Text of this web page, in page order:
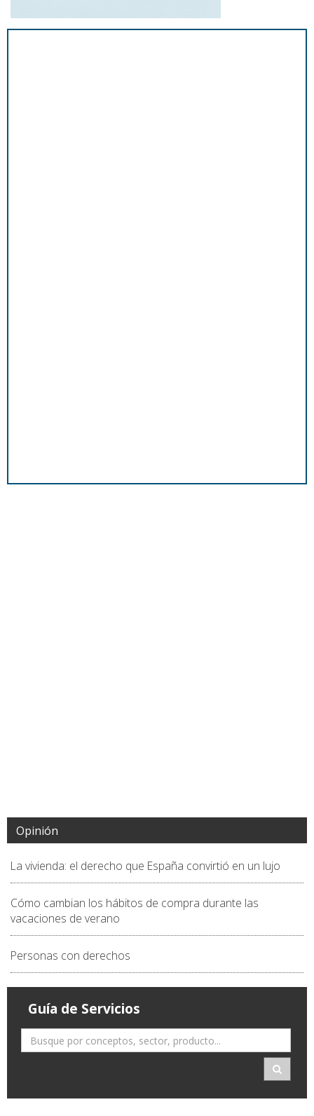
Opinión
La vivienda: el derecho que España convirtió en un lujo
Cómo cambian los hábitos de compra durante las
vacaciones de verano
Personas con derechos
Guía de Servicios